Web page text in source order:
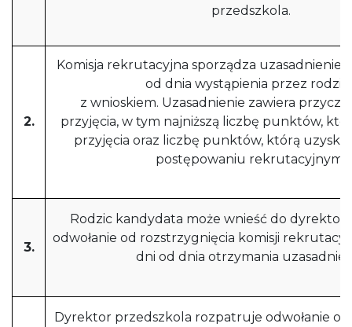
przedszkola.
2.
Komisja rekrutacyjna sporządza uzasadnienie
od dnia wystąpienia przez
z wnioskiem. Uzasadnienie zawiera
przyjęcia, w tym najniższą liczbę punktów,
przyjęcia oraz liczbę punktów, którą
postępowaniu rekrutacyjnym.
3.
Rodzic kandydata może wnieść do
odwołanie od rozstrzygnięcia komisji
dni od dnia otrzymania
Dyrektor przedszkola rozpatruje odwołanie